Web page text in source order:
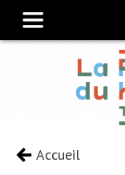
Accueil